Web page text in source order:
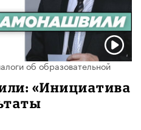
об образовательной
«Инициатива